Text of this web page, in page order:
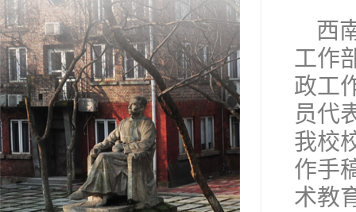
西
工作
政工
员代
我校
作手
术教